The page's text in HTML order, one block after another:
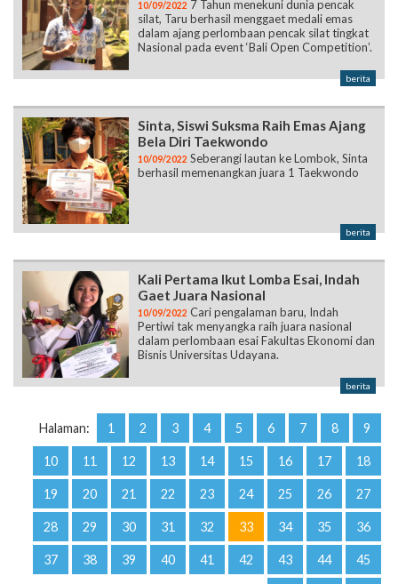
10/09/2022 7 Tahun menekuni dunia pencak
silat, Taru berhasil menggaet medali emas
dalam ajang perlombaan pencak silat tingkat
Nasional pada event ‘Bali Open Competition’.
berita
Sinta, Siswi Suksma Raih Emas Ajang
Bela Diri Taekwondo
10/09/2022 Seberangi lautan ke Lombok, Sinta
berhasil memenangkan juara 1 Taekwondo
berita
Kali Pertama Ikut Lomba Esai, Indah
Gaet Juara Nasional
10/09/2022 Cari pengalaman baru, Indah
Pertiwi tak menyangka raih juara nasional
dalam perlombaan esai Fakultas Ekonomi dan
Bisnis Universitas Udayana.
berita
Halaman: 1 2 3 4 5 6 7 8 9
10 11 12 13 14 15 16 17 18
19 20 21 22 23 24 25 26 27
28 29 30 31 32 33 34 35 36
37 38 39 40 41 42 43 44 45